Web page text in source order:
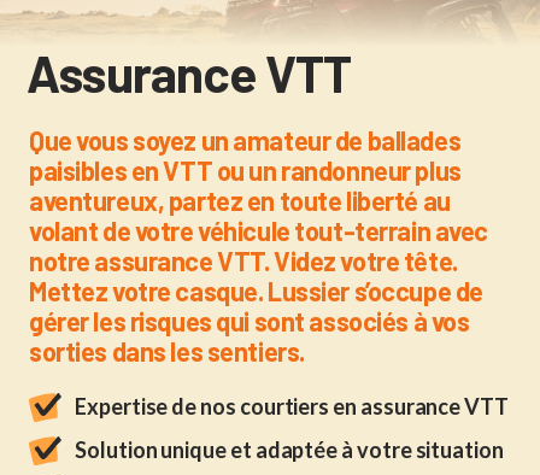
Assurance VTT
Que vous soyez un amateur de ballades
paisibles en VTT ou un randonneur plus
aventureux, partez en toute liberté au
volant de votre véhicule tout-terrain avec
notre assurance VTT. Videz votre tête.
Mettez votre casque. Lussier s’occupe de
gérer les risques qui sont associés à vos
sorties dans les sentiers.
Expertise de nos courtiers en assurance VTT
Solution unique et adaptée à votre situation